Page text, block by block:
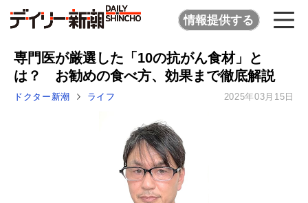
情報提供する
専門医が厳選した「10の抗がん食材」と
は？ お勧めの食べ方、効果まで徹底解説
ドクター新潮 ライフ 2025年03月15日